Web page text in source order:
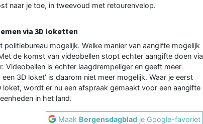
naar je toe, in tweevoud met retourenvelop.
via 3D loketten
mogelijk. Welke manier van aangifte mogelijk
de komst van videobellen stopt echter aangifte doen via
Videobellen is echter laagdrempeliger en geeft meer
3D loket’ is daarom niet meer mogelijk. Waar je eerst
wordt er nu een afspraak gemaakt voor een aangifte
in het land.
Maak Bergensdagblad je Google-favoriet